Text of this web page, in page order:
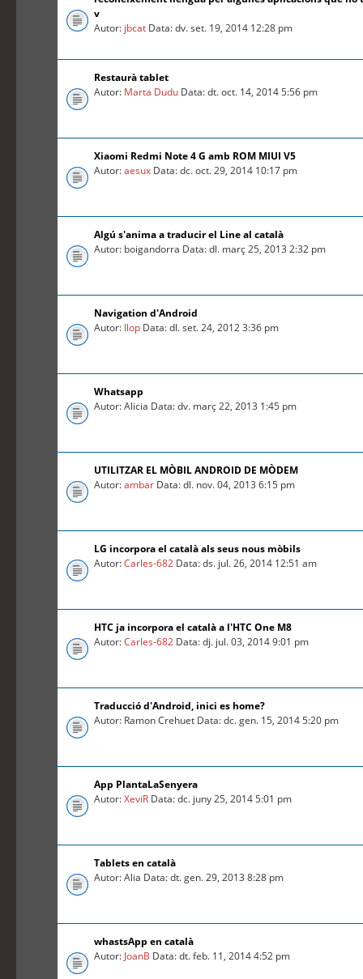
v
Autor: jbcat Data: dv. set. 19, 2014 12:28 pm
Restaurà tablet
Autor: Marta Dudu Data: dt. oct. 14, 2014 5:56 pm
Xiaomi Redmi Note 4 G amb ROM MIUI V5
Autor:aesux Data: dc. oct. 29, 2014 10:17 pm
Algú s'anima a traducir el Line al català
Autor: boigandorra Data: dl. març 25, 2013 2:32 pm
Navigation d'Android
Autor: llop Data: dl. set. 24, 2012 3:36 pm
Whatsapp
Autor: Alicia Data: dv. març 22, 2013 1:45 pm
UTILITZAR EL MÒBIL ANDROID DE MÒDEM
Autor:ambar Data: dl. nov. 04, 2013 6:15 pm
LG incorpora el català als seus nous mòbils
Autor:Carles-682 Data: ds. jul. 26, 2014 12:51 am
HTC ja incorpora el català a l'HTC One M8
Autor:Carles-682 Data: dj. jul. 03, 2014 9:01 pm
Traducció d'Android, inici es home?
Autor: Ramon Crehuet Data: dc. gen. 15, 2014 5:20 pm
App PlantaLaSenyera
Autor:XeviR Data: dc. juny 25, 2014 5:01 pm
Tablets en català
Autor: Alia Data: dt. gen. 29, 2013 8:28 pm
whastsApp en català
Autor: JoanB Data: dt. feb. 11, 2014 4:52 pm